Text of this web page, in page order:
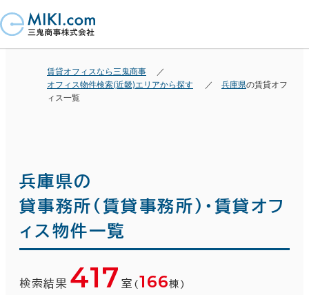
賃貸オフィスなら三鬼商事
オフィス物件検索(近畿)エリアから探す
兵庫県の賃貸オフ
ィス一覧
兵庫県の
貸事務所(賃貸事務所)・賃貸オフ
ィス物件一覧
検索結果 417 室 ( 166棟)